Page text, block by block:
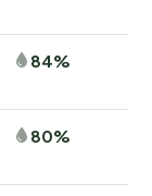
84%
80%